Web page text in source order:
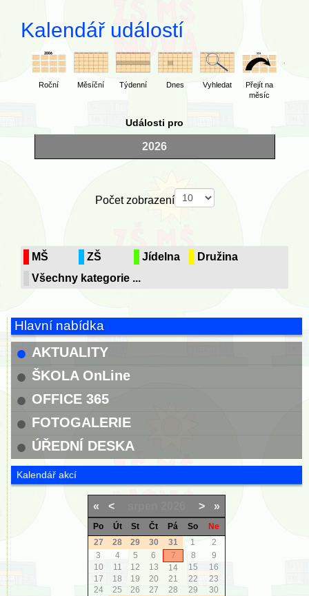
Kalendář událostí
Roční Měsíční Týdenní Dnes Vyhledat
Přejít na
měsíc
Události pro
2026
Počet zobrazení
MŠ ZŠ Jídelna
Družina
Všechny kategorie ...
Hlavní nabídka
AKTUALITY
ŠKOLA OnLine
OFFICE 365
FOTOGALERIE
ÚŘEDNÍ DESKA
Kalendář akcí
« < > »
Po Út St Čt Pá So
Ne
27
28 29 30 31 1
2
3
4 5 6 7 8
9
10
11 12 13 14 15
16
17
18 19 20 21 22
23
24
25 26 27 28 29
30